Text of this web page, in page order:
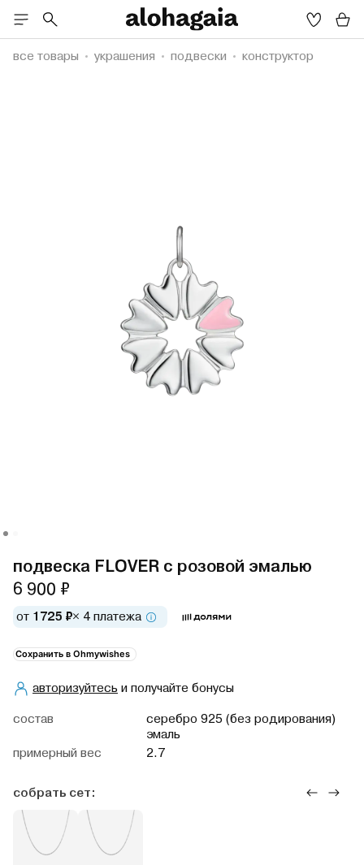
все товары украшения подвески конструктор
подвеска FLOVER с розовой эмалью
6 900 ₽
от 1725 ₽× 4 платежа
Сохранить в Ohmywishes
авторизуйтесьи получайте бонусы
cостав
серебро 925 (без родирования)
эмаль
примерный вес
2.7
собрать сет: